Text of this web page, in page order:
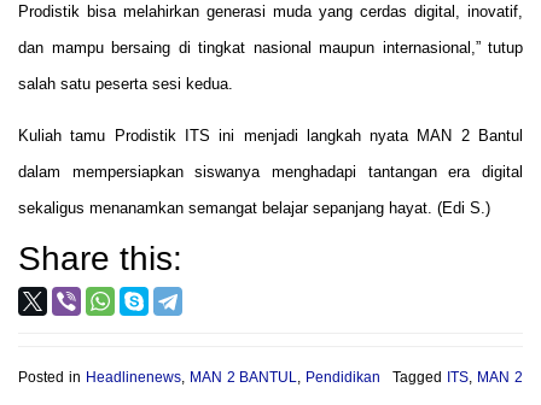
Prodistik bisa melahirkan generasi muda yang cerdas digital, inovatif,
dan mampu bersaing di tingkat nasional maupun internasional,” tutup
salah satu peserta sesi kedua.
Kuliah tamu Prodistik ITS ini menjadi langkah nyata MAN 2 Bantul
dalam mempersiapkan siswanya menghadapi tantangan era digital
sekaligus menanamkan semangat belajar sepanjang hayat. (Edi S.)
Share this:
Posted in Headlinenews, MAN 2 BANTUL, Pendidikan Tagged ITS, MAN 2